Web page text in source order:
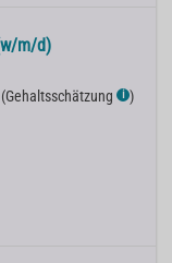
m/d)
(Gehaltsschätzung ℹ )